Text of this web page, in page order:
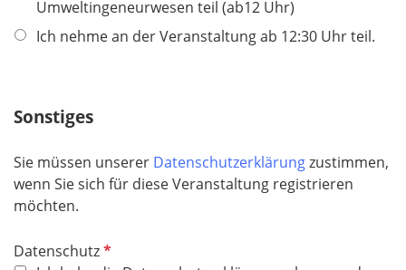
f
e
Umweltingeneurwesen teil (ab12 Uhr)
Ich nehme an der Veranstaltung ab 12:30 Uhr teil.
Sonstiges
Sie müssen unserer Datenschutzerklärungzustimmen,
wenn Sie sich für diese Veranstaltung registrieren
möchten.
DatenschutzP